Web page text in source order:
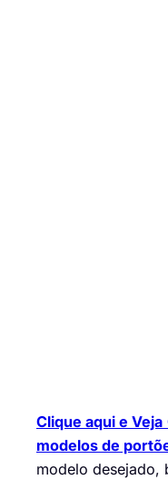
Clique aqui e Veja
modelos de
modelo desejado,